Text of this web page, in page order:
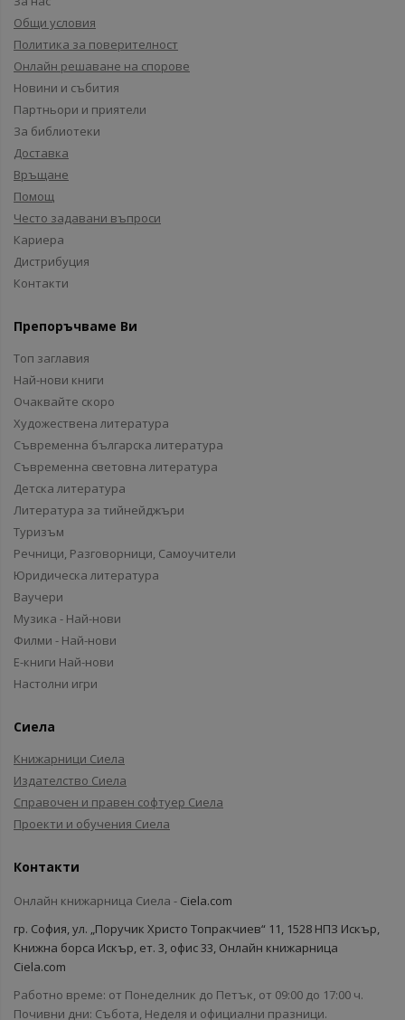
Общи условия
Политика за поверителност
Онлайн решаване на спорове
Новини и събития
Партньори и приятели
За библиотеки
Доставка
Връщане
Помощ
Често задавани въпроси
Кариера
Дистрибуция
Контакти
Препоръчваме Ви
Топ заглавия
Най-нови книги
Очаквайте скоро
Художествена литература
Съвременна българска литература
Съвременна световна литература
Детска литература
Литература за тийнейджъри
Туризъм
Речници, Разговорници, Самоучители
Юридическа литература
Ваучери
Музика - Най-нови
Филми - Най-нови
Е-книги Най-нови
Настолни игри
Сиела
Книжарници Сиела
Издателство Сиела
Справочен и правен софтуер Сиела
Проекти и обучения Сиела
Контакти
Онлайн книжарница Сиела - Ciela.com
гр. София, ул. „Поручик Христо Топракчиев“ 11, 1528 НПЗ Искър,
Книжна борса Искър, ет. 3, офис 33, Онлайн книжарница
Ciela.com
Работно време: от Понеделник до Петък, от 09:00 до 17:00 ч.
Почивни дни: Събота, Неделя и официални празници.